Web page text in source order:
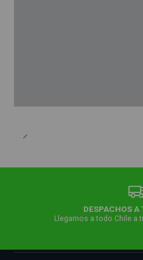
DESPACHOS A
Llegamos a todo Chile a